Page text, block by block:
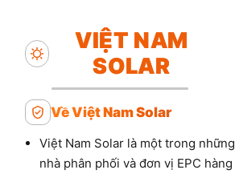
VIỆT NAM
SOLAR
Về Việt Nam Solar
Việt Nam Solar là một trong những
nhà phân phối và đơn vị EPC hàng